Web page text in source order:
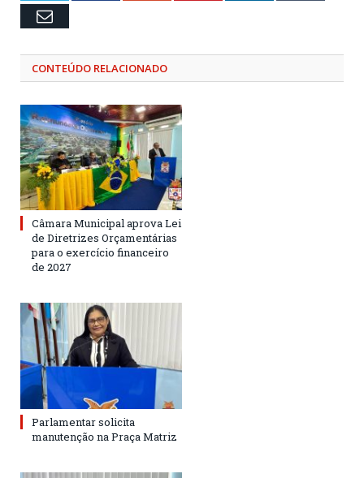
Email
CONTEÚDO RELACIONADO
Câmara Municipal aprova Lei
de Diretrizes Orçamentárias
para o exercício financeiro
de 2027
Parlamentar solicita
manutenção na Praça Matriz